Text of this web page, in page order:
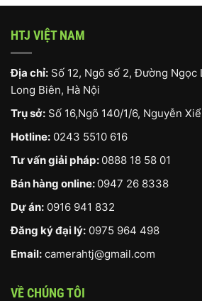
HTJ VIỆT NAM
Địa chỉ: Số 12, Ngõ số 2, Đường Ngọc
Long Biên, Hà Nội
Trụ sở: Số 16,Ngõ 140/1/6, Nguyễn
Hotline: 0243 5510 616
Tư vấn giải pháp: 0888 18 58 01
Bán hàng online: 0947 26 8338
Dự án: 0916 941 832
Đăng ký đại lý: 0975 964 498
Email: camerahtj@gmail.com
VỀ CHÚNG TÔI